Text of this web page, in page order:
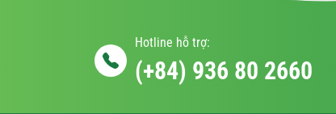
Hotline hỗ trợ:
(+84) 936 80 2660